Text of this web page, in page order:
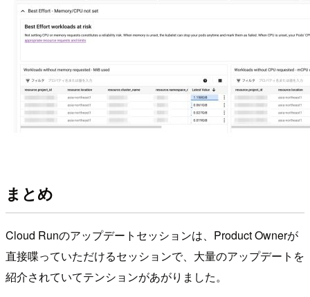
まとめ
Cloud Runのアップデートセッションは、Product Ownerが
直接喋っていただけるセッションで、大量のアップデートを
紹介されていてテンションがあがりました。